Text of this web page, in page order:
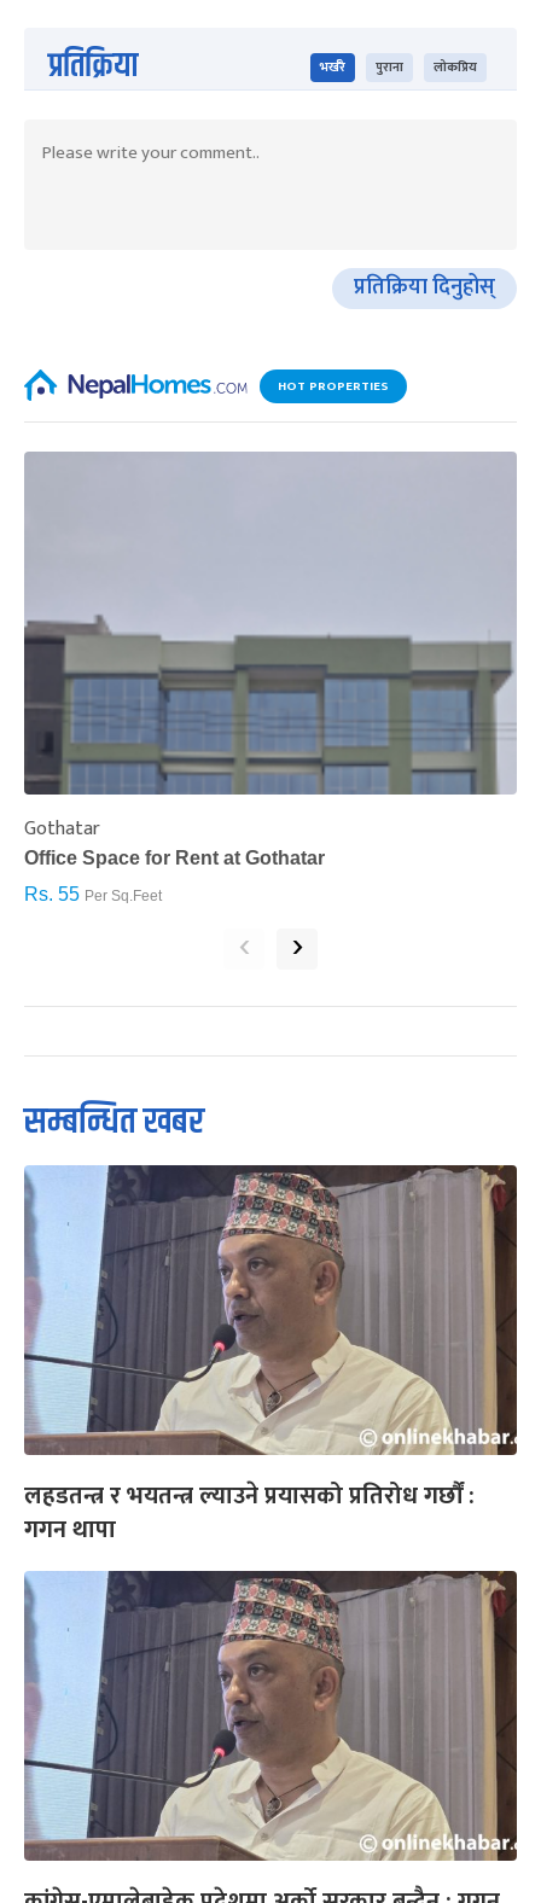
प्रतिक्रिया भर्खरै पुराना लोकप्रिय
प्रतिक्रिया दिनुहोस्
HOT PROPERTIES
Gothatar
Office Space for Rent at Gothatar
Rs. 55 Per Sq.Feet
‹ ›
सम्बन्धित खबर
लहडतन्त्र र भयतन्त्र ल्याउने प्रयासको प्रतिरोध गर्छौं :
गगन थापा